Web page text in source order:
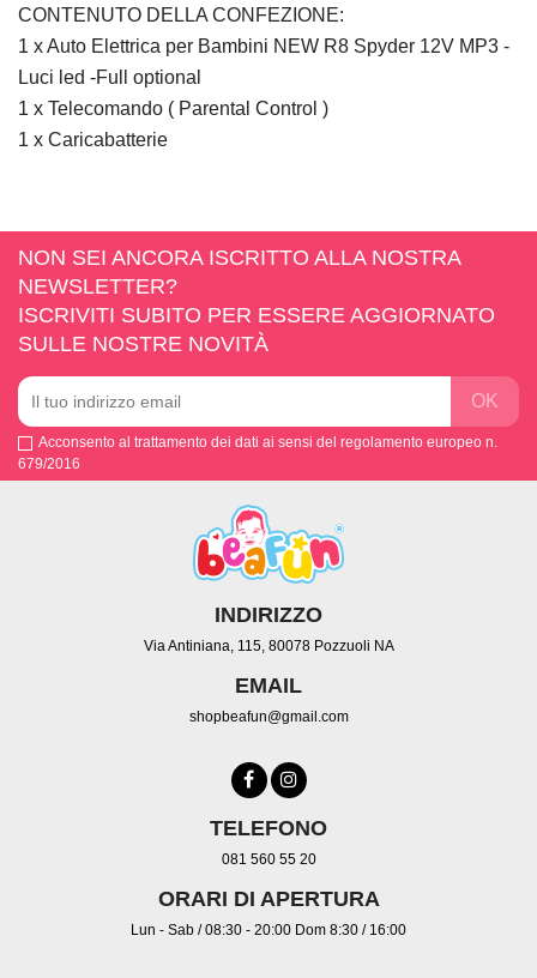
CONTENUTO DELLA CONFEZIONE:
1 x Auto Elettrica per Bambini NEW R8 Spyder 12V MP3 -
Luci led -Full optional
1 x Telecomando ( Parental Control )
1 x Caricabatterie
NON SEI ANCORA ISCRITTO ALLA NOSTRA
NEWSLETTER?
ISCRIVITI SUBITO PER ESSERE AGGIORNATO
SULLE NOSTRE NOVITÀ
Acconsento al trattamento dei dati ai sensi del regolamento europeo n.
679/2016
INDIRIZZO
Via Antiniana, 115, 80078 Pozzuoli NA
EMAIL
shopbeafun@gmail.com
TELEFONO
081 560 55 20
ORARI DI APERTURA
Lun - Sab / 08:30 - 20:00 Dom 8:30 / 16:00